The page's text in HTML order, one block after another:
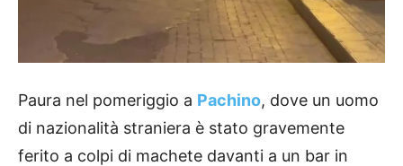
Paura nel pomeriggio a Pachino, dove un uomo
di nazionalità straniera è stato gravemente
ferito a colpi di machete davanti a un bar in